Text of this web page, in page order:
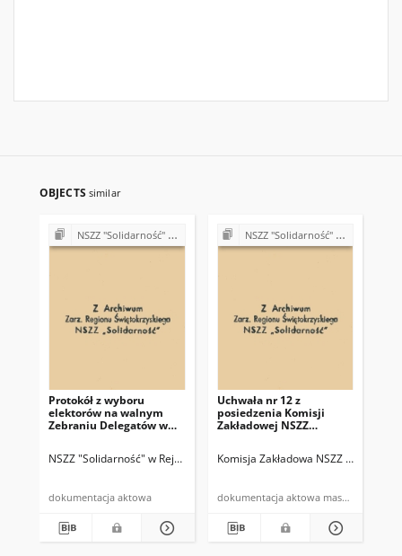
OBJECTS similar
NSZZ "Solidarność" w Rejonie Budowy Dróg w Kielcach (Komisje Oddziałowe, wybory, sprawy pracownicze)
Protokół z wyboru
elektorów na walnym
Zebraniu Delegatów w
NSZZ "Solidarność" w Rejonie Budowy Dróg w Kielcach Komisja
dokumentacja aktowa
NSZZ "Solidarność" w Rejonie Budowy Dróg w Kielcach
Uchwała nr 12 z
posiedzenia Komisji
Zakładowej NSZZ
Komisja Zakładowa NSZZ
dokumentacja aktowa maszynopis